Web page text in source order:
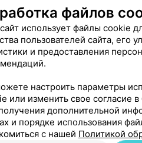
Рекомендую
файлов
использует файлы cookie
пользователей сайта, его
и предоставления
настроить параметры
или изменить свое согласие
дополнительной
и порядке использования
с нашей Политикой